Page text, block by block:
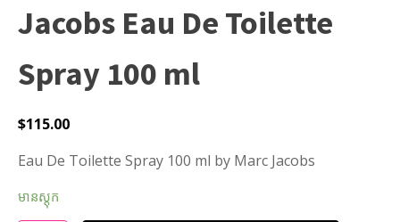
Jacobs Eau De Toilette
Spray 100 ml
$115.00
Eau De Toilette Spray 100 ml by Marc Jacobs
មានស្តុក